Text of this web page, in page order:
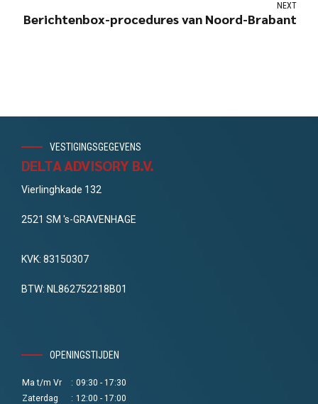
NEXT
Berichtenbox-procedures van Noord-Brabant
VESTIGINGSGEGEVENS
DELTA ADVISORY B.V.
Vierlinghkade 132
2521 SM 's-GRAVENHAGE
KVK: 83150307
BTW: NL862752218B01
OPENINGSTIJDEN
Ma t/m Vr : 09:30 - 17:30
Zaterdag
: 12:00 - 17:00